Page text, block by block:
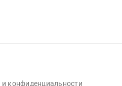
и конфиденциальности